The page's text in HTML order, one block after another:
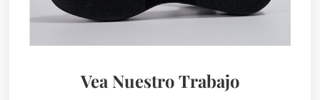
Vea Nuestro Trabajo